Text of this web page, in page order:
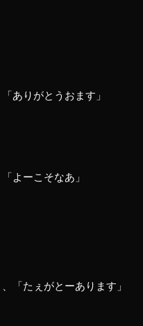
りがとうおます」
ーこそなあ」
たぇがとーあります」